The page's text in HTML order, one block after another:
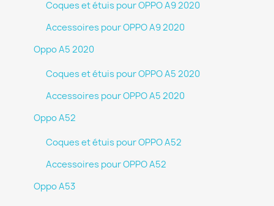
Coques et étuis pour OPPO A9 2020
Accessoires pour OPPO A9 2020
Oppo A5 2020
Coques et étuis pour OPPO A5 2020
Accessoires pour OPPO A5 2020
Oppo A52
Coques et étuis pour OPPO A52
Accessoires pour OPPO A52
Oppo A53